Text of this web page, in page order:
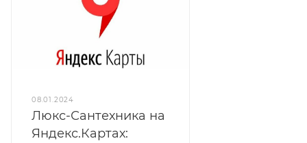
08.01.2024
Люкс-Сантехника на
Яндекс.Картах: